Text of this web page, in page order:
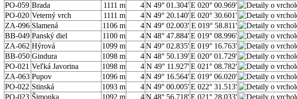
PO-059 Brada 1111 m 4N 49° 01.304'E 020° 00.969'
PO-020 Veterný vrch 1111 m 4N 49° 20.140'E 020° 30.601'
ZA-096 Slamená 1106 m 4N 49° 02.003' E 019° 58.811'
BB-049 Panský diel 1100 m 4N 48° 47.884'E 019° 08.996'
ZA-062 Hýrová 1099 m 4N 49° 02.835'E 019° 16.763'
BB-050 Gindura 1098 m 4N 48° 50.139'E 020° 01.729'
PO-021 Veľká Javorina 1098 m 4 N 49° 11.927'E 021° 08.782'
ZA-063 Pupov 1096 m 4N 49° 16.564'E 019° 06.020'
PO-022 Stinská 1093 m 4N 49° 00.005'E 022° 31.513'
PO-023 Šimonka 1092 m 4N 48° 56.718'E 021° 28.033'